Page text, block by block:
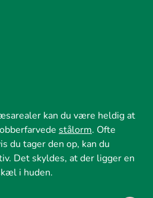
kan du være heldig at
stålorm. Ofte
du tager den op, kan du
Det skyldes, at der ligger en
i huden.